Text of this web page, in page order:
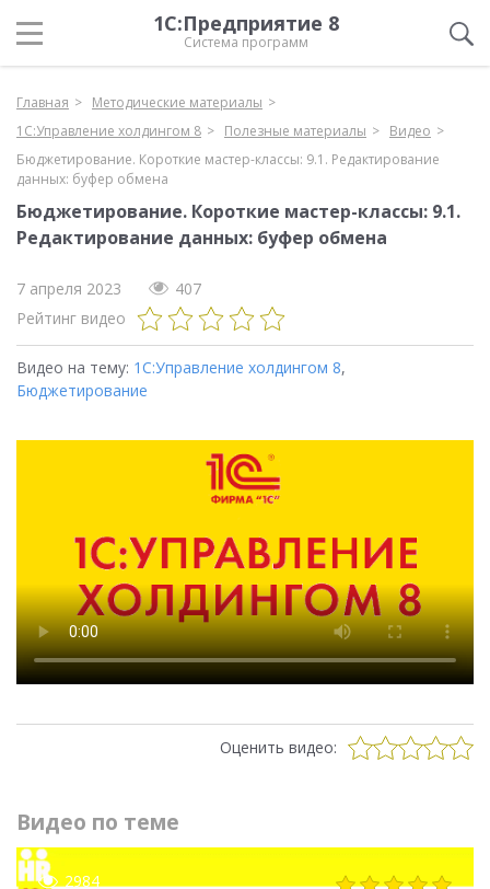
1С:Предприятие 8
Система программ
Главная
Методические материалы
1С:Управление холдингом 8
Полезные материалы
Видео
Бюджетирование. Короткие мастер-классы: 9.1. Редактирование
данных: буфер обмена
Бюджетирование. Короткие мастер-классы: 9.1.
Редактирование данных: буфер обмена
7 апреля 2023
407
Рейтинг видео
Видео на тему: 1С:Управление холдингом 8,
Бюджетирование
Оценить видео:
Видео по теме
2984